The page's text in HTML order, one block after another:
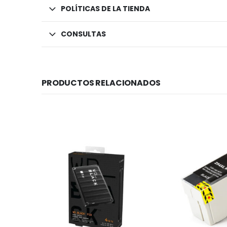
POLÍTICAS DE LA TIENDA
CONSULTAS
PRODUCTOS RELACIONADOS